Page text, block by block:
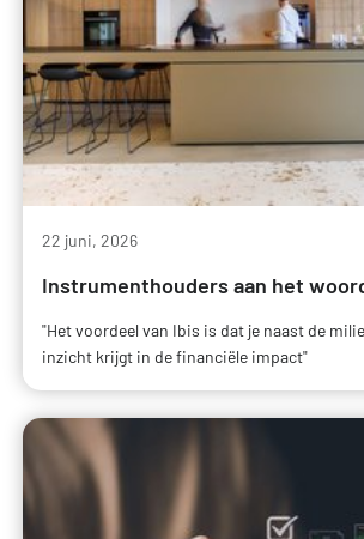
22 juni, 2026
Instrumenthouders aan het
"Het voordeel van Ibis is dat je naast de
inzicht krijgt in de financiële impact"